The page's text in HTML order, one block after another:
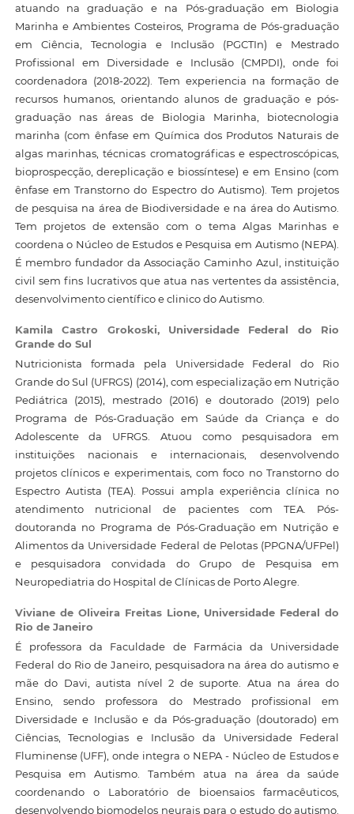
atuando na graduação e na Pós-graduação em Biologia
Marinha e Ambientes Costeiros, Programa de Pós-graduação
em Ciência, Tecnologia e Inclusão (PGCTIn) e Mestrado
Profissional em Diversidade e Inclusão (CMPDI), onde foi
coordenadora (2018-2022). Tem experiencia na formação de
recursos humanos, orientando alunos de graduação e pós-
graduação nas áreas de Biologia Marinha, biotecnologia
marinha (com ênfase em Química dos Produtos Naturais de
algas marinhas, técnicas cromatográficas e espectroscópicas,
bioprospecção, dereplicação e biossíntese) e em Ensino (com
ênfase em Transtorno do Espectro do Autismo). Tem projetos
de pesquisa na área de Biodiversidade e na área do Autismo.
Tem projetos de extensão com o tema Algas Marinhas e
coordena o Núcleo de Estudos e Pesquisa em Autismo (NEPA).
É membro fundador da Associação Caminho Azul, instituição
civil sem fins lucrativos que atua nas vertentes da assistência,
desenvolvimento científico e clinico do Autismo.
Kamila Castro Grokoski, Universidade Federal do Rio
Grande do Sul
Nutricionista formada pela Universidade Federal do Rio
Grande do Sul (UFRGS) (2014), com especialização em Nutrição
Pediátrica (2015), mestrado (2016) e doutorado (2019) pelo
Programa de Pós-Graduação em Saúde da Criança e do
Adolescente da UFRGS. Atuou como pesquisadora em
instituições nacionais e internacionais, desenvolvendo
projetos clínicos e experimentais, com foco no Transtorno do
Espectro Autista (TEA). Possui ampla experiência clínica no
atendimento nutricional de pacientes com TEA. Pós-
doutoranda no Programa de Pós-Graduação em Nutrição e
Alimentos da Universidade Federal de Pelotas (PPGNA/UFPel)
e pesquisadora convidada do Grupo de Pesquisa em
Neuropediatria do Hospital de Clínicas de Porto Alegre.
Viviane de Oliveira Freitas Lione, Universidade Federal do
Rio de Janeiro
É professora da Faculdade de Farmácia da Universidade
Federal do Rio de Janeiro, pesquisadora na área do autismo e
mãe do Davi, autista nível 2 de suporte. Atua na área do
Ensino, sendo professora do Mestrado profissional em
Diversidade e Inclusão e da Pós-graduação (doutorado) em
Ciências, Tecnologias e Inclusão da Universidade Federal
Fluminense (UFF), onde integra o NEPA - Núcleo de Estudos e
Pesquisa em Autismo. Também atua na área da saúde
coordenando o Laboratório de bioensaios farmacêuticos,
desenvolvendo biomodelos neurais para o estudo do autismo.